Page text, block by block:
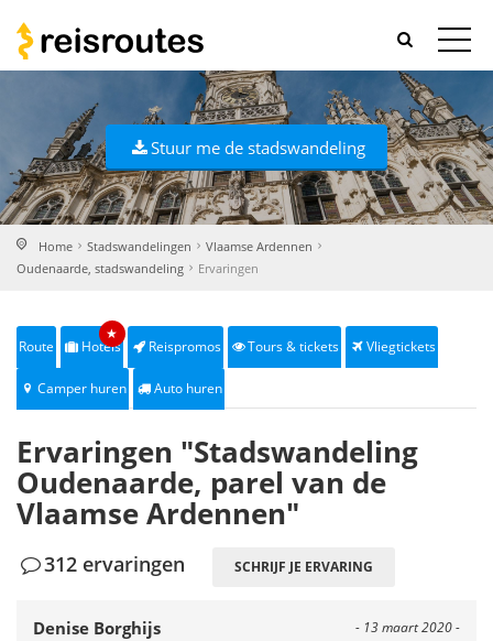
Stuur me de stadswandeling
Home Stadswandelingen
Vlaamse Ardennen
Oudenaarde, stadswandeling
Ervaringen
Route Hotels
★
Reispromos Tours & tickets Vliegtickets
Camper huren Auto huren
Ervaringen "Stadswandeling
Oudenaarde, parel van de
Vlaamse Ardennen"
312 ervaringen SCHRIJF JE ERVARING
- 13 maart 2020 -
Denise Borghijs